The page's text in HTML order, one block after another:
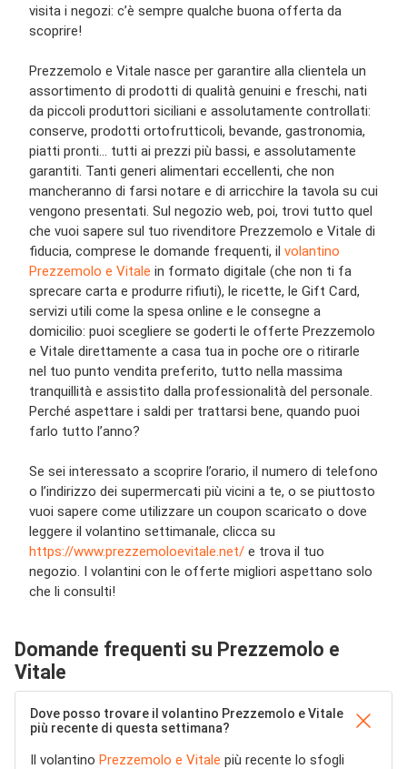
visita i negozi: c’è sempre qualche buona offerta da
scoprire!
Prezzemolo e Vitale nasce per garantire alla clientela un
assortimento di prodotti di qualità genuini e freschi, nati
da piccoli produttori siciliani e assolutamente controllati:
conserve, prodotti ortofrutticoli, bevande, gastronomia,
piatti pronti… tutti ai prezzi più bassi, e assolutamente
garantiti. Tanti generi alimentari eccellenti, che non
mancheranno di farsi notare e di arricchire la tavola su cui
vengono presentati. Sul negozio web, poi, trovi tutto quel
che vuoi sapere sul tuo rivenditore Prezzemolo e Vitale di
fiducia, comprese le domande frequenti, il volantino
Prezzemolo e Vitale in formato digitale (che non ti fa
sprecare carta e produrre rifiuti), le ricette, le Gift Card,
servizi utili come la spesa online e le consegne a
domicilio: puoi scegliere se goderti le offerte Prezzemolo
e Vitale direttamente a casa tua in poche ore o ritirarle
nel tuo punto vendita preferito, tutto nella massima
tranquillità e assistito dalla professionalità del personale.
Perché aspettare i saldi per trattarsi bene, quando puoi
farlo tutto l’anno?
Se sei interessato a scoprire l’orario, il numero di telefono
o l’indirizzo dei supermercati più vicini a te, o se piuttosto
vuoi sapere come utilizzare un coupon scaricato o dove
leggere il volantino settimanale, clicca su
https://www.prezzemoloevitale.net/ e trova il tuo
negozio. I volantini con le offerte migliori aspettano solo
che li consulti!
Domande frequenti su Prezzemolo e
Vitale
Dove posso trovare il volantino Prezzemolo e Vitale
più recente di questa settimana?
Il volantino Prezzemolo e Vitale più recente lo sfogli